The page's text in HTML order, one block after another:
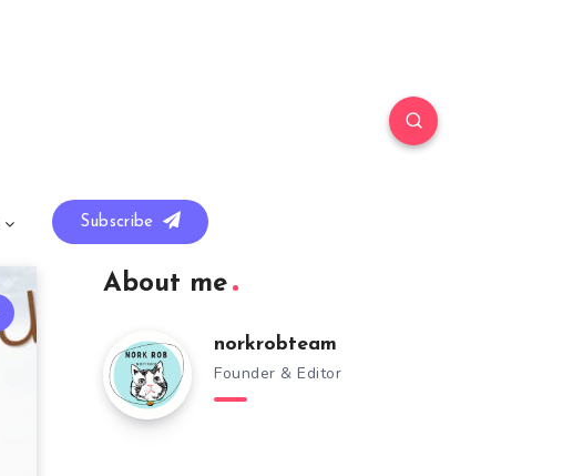
Subscribe
About me
norkrobteam
Founder & Editor